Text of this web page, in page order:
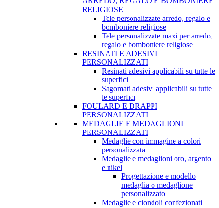
RELIGIOSE
Tele personalizzate arredo, regalo e
bomboniere religiose
Tele personalizzate maxi per arredo,
regalo e bomboniere religiose
RESINATI E ADESIVI
PERSONALIZZATI
Resinati adesivi applicabili su tutte le
superfici
Sagomati adesivi applicabili su tutte
le superfici
FOULARD E DRAPPI
PERSONALIZZATI
MEDAGLIE E MEDAGLIONI
PERSONALIZZATI
Medaglie con immagine a colori
personalizzata
Medaglie e medaglioni oro, argento
e nikel
Progettazione e modello
medaglia o medaglione
personalizzato
Medaglie e ciondoli confezionati